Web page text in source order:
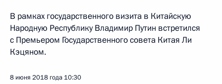
В рамках государственного визита в Китайскую
Народную Республику Владимир Путин встретился
с Премьером Государственного совета Китая Ли
Кэцяном.
8 июня 2018 года 10:30